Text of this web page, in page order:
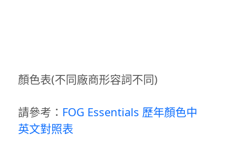
顏色表(不同廠商形容詞不同)
請參考： FOG Essentials 歷年顏色中
英文對照表